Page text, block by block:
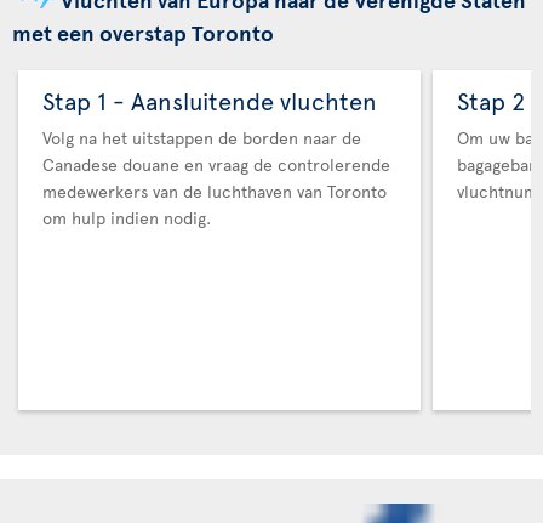
met een overstap Toronto
Stap 1 - Aansluitende vluchten
Volg na het uitstappen de borden naar de
Canadese douane en vraag de controlerende
medewerkers van de luchthaven van Toronto
om hulp indien nodig.
Stap 2
Om uw